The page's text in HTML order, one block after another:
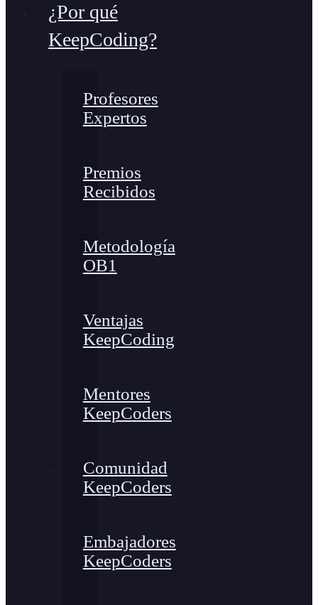
¿Por qué
KeepCoding?
Profesores
Expertos
Premios
Recibidos
Metodología
OB1
Ventajas
KeepCoding
Mentores
KeepCoders
Comunidad
KeepCoders
Embajadores
KeepCoders